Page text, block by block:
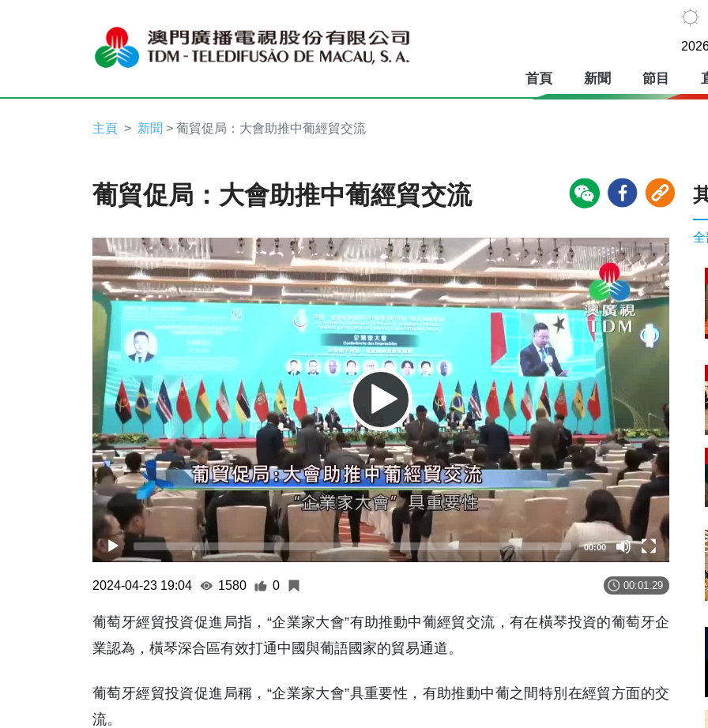
首頁 新聞 節目
主頁 新聞 > 葡貿促局：大會助推中葡經貿交流
葡貿促局：大會助推中葡經貿交流
Video
Player
00:00
2024-04-23 19:04 1580 0 00:01:29
葡萄牙經貿投資促進局指，“企業家大會”有助推動中葡經貿交流，有在橫琴投資的葡萄牙企
業認為，橫琴深合區有效打通中國與葡語國家的貿易通道。
葡萄牙經貿投資促進局稱，“企業家大會”具重要性，有助推動中葡之間特別在經貿方面的交
流。
全